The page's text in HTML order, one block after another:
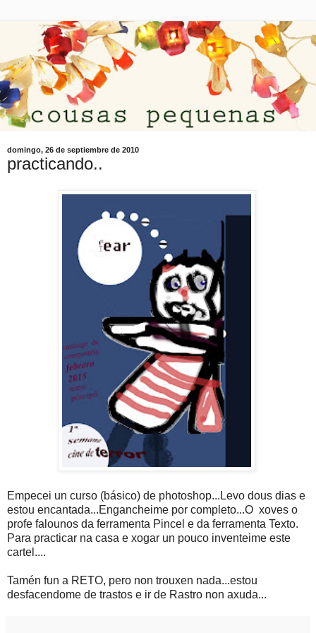
domingo, 26 de septiembre de 2010
practicando..
Empecei un curso (básico) de photoshop...Levo dous dias e
estou encantada...Engancheime por completo...O xoves o
profe falounos da ferramenta Pincel e da ferramenta Texto.
Para practicar na casa e xogar un pouco inventeime este
cartel....
Tamén fun a RETO, pero non trouxen nada...estou
desfacendome de trastos e ir de Rastro non axuda...